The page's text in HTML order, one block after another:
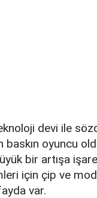
devi ile
baskın oyuncu
bir artışa
için çip ve
var.